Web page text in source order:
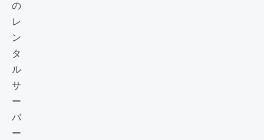
の
レ
ン
タ
ル
サ
ー
バ
ー